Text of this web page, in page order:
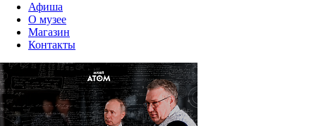
Афиша
О музее
Магазин
Контакты